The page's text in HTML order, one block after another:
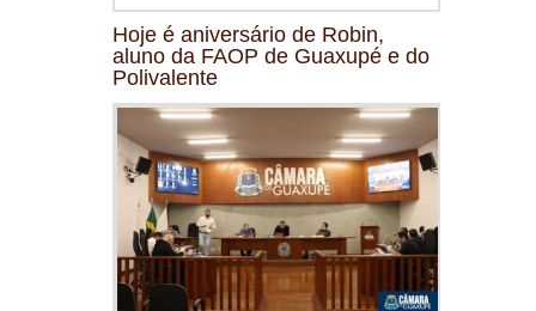
Hoje é aniversário de Robin,
aluno da FAOP de Guaxupé e do
Polivalente